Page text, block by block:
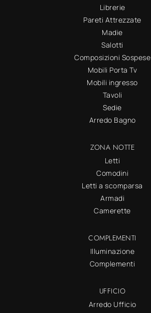
Librerie
Pareti Attrezzate
Madie
Salotti
Composizioni Sospese
Mobili Porta Tv
Mobili ingresso
Tavoli
Sedie
Arredo Bagno
ZONA NOTTE
Letti
Comodini
Letti a scomparsa
Armadi
Camerette
COMPLEMENTI
Illuminazione
Complementi
UFFICIO
Arredo Ufficio